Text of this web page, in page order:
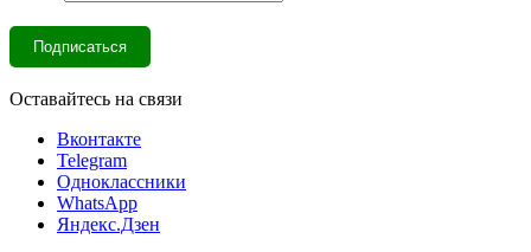
Оставайтесь на связи
Вконтакте
Telegram
Одноклассники
WhatsApp
Яндекс.Дзен